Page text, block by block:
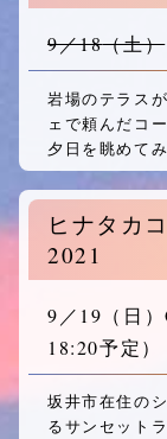
9／18（土）
岩場のテラス
ェで頼んだコ
夕日を眺めて
ヒナタカ
2021
9／19 （日）
18:20予定）
坂井市在住の
るサンセット